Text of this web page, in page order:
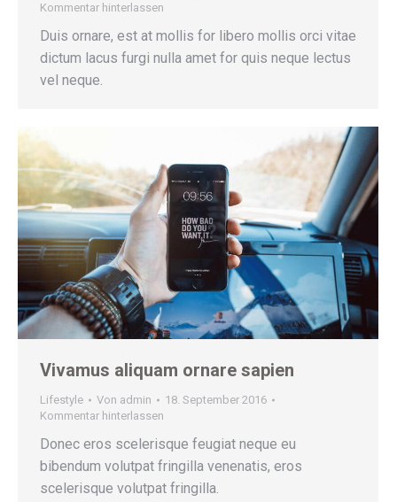
Kommentar hinterlassen
Duis ornare, est at mollis for libero mollis orci vitae
dictum lacus furgi nulla amet for quis neque lectus
vel neque.
Vivamus aliquam ornare sapien
Lifestyle Von admin
18. September 2016
Kommentar hinterlassen
Donec eros scelerisque feugiat neque eu
bibendum volutpat fringilla venenatis, eros
scelerisque volutpat fringilla.